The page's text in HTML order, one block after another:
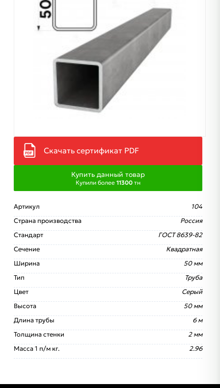
Скачать сертификат PDF
Купить данный товар
Купили более 11300тн
Артикул
104
Страна производства
Россия
Стандарт
ГОСТ 8639-82
Сечение
Квадратная
Ширина
50 мм
Тип
Труба
Цвет
Серый
Высота
50 мм
Длина трубы
6 м
Толщина стенки
2 мм
Масса 1 п/м кг.
2.96